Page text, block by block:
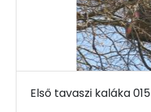
Első tavaszi kaláka 015